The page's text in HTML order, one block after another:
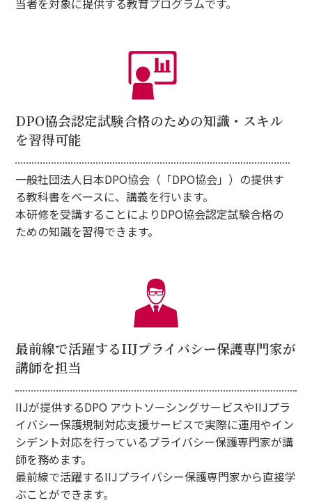
当者を対象に提供する教育プログラムです。
DPO協会認定試験合格のための知識・スキル
を習得可能
一般社団法人日本DPO協会（「DPO協会」）の提供す
る教科書をベースに、講義を行います。
本研修を受講することによりDPO協会認定試験合格の
ための知識を習得できます。
最前線で活躍するIIJプライバシー保護専門家が
講師を担当
IIJが提供するDPO アウトソーシングサービスやIIJプラ
イバシー保護規制対応支援サービスで実際に運用やイン
シデント対応を行っているプライバシー保護専門家が講
師を務めます。
最前線で活躍するIIJプライバシー保護専門家から直接学
ぶことができます。